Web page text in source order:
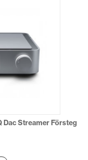
Dac Streamer Försteg